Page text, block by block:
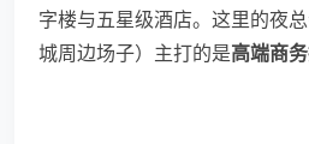
字楼与五星级酒店。这里的夜
城周边场子）主打的是高端商